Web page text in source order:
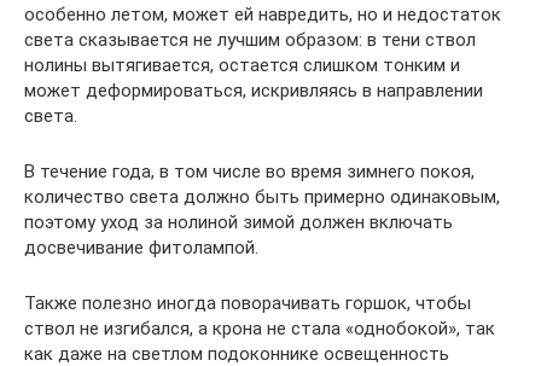
особенно летом, может ей навредить, но и недостаток
света сказывается не лучшим образом: в тени ствол
нолины вытягивается, остается слишком тонким и
может деформироваться, искривляясь в направлении
света.
В течение года, в том числе во время зимнего покоя,
количество света должно быть примерно одинаковым,
поэтому уход за нолиной зимой должен включать
досвечивание фитолампой.
Также полезно иногда поворачивать горшок, чтобы
ствол не изгибался, а крона не стала «однобокой», так
как даже на светлом подоконнике освещенность